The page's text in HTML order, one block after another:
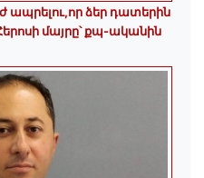
ապրելու,որ ձեր դատերին
մայրը՝ քպ-ականին